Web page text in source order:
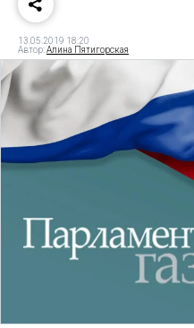
13.05.2019 18:20
Автор:Алина Пятигорская